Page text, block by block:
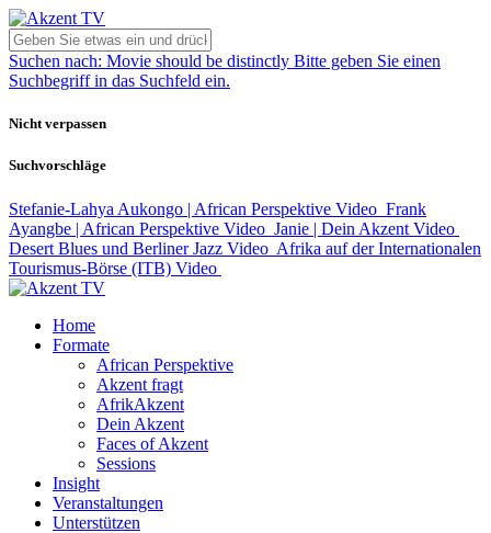
Suchen nach: Movie should be distinctly Bitte geben Sie einen
Suchbegriff in das Suchfeld ein.
Nicht verpassen
Suchvorschläge
Stefanie-Lahya Aukongo | African Perspektive Video Frank
Ayangbe | African Perspektive Video Janie | Dein Akzent Video
Desert Blues und Berliner Jazz Video Afrika auf der Internationalen
Tourismus-Börse (ITB) Video
Home
Formate
African Perspektive
Akzent fragt
AfrikAkzent
Dein Akzent
Faces of Akzent
Sessions
Insight
Veranstaltungen
Unterstützen